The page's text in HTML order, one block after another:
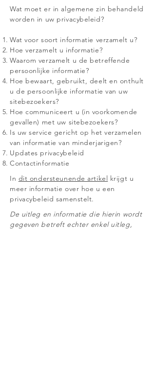
Wat moet er in algemene zin behandeld
worden in uw privacybeleid?
Wat voor soort informatie verzamelt u?
Hoe verzamelt u informatie?
Waarom verzamelt u de betreffende
persoonlijke informatie?
Hoe bewaart, gebruikt, deelt en onthult
u de persoonlijke informatie van uw
sitebezoekers?
Hoe communiceert u (in voorkomende
gevallen) met uw sitebezoekers?
Is uw service gericht op het verzamelen
van informatie van minderjarigen?
Updates privacybeleid
Contactinformatie
In dit ondersteunende artikel krijgt u
meer informatie over hoe u een
privacybeleid samenstelt.
De uitleg en informatie die hierin wordt
gegeven betreft echter enkel uitleg,